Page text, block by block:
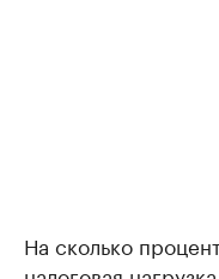
На сколько